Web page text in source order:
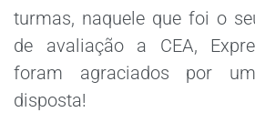
turmas, naquele que foi o
de avaliação a CEA,
foram agraciados por
disposta!